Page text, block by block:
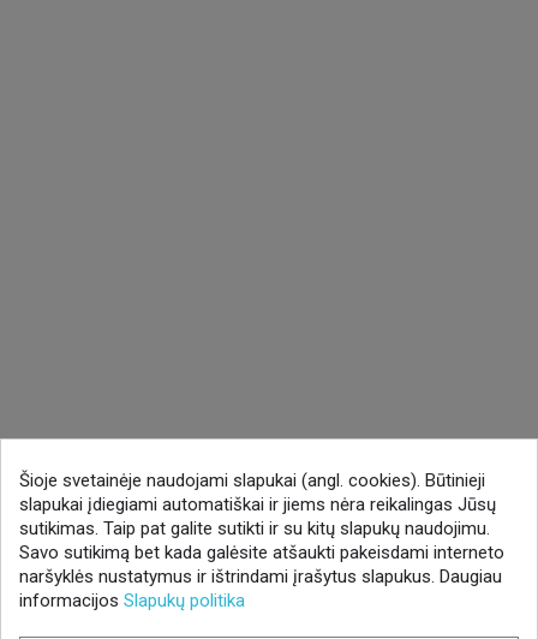
Šioje svetainėje naudojami slapukai (angl. cookies). Būtinieji
slapukai įdiegiami automatiškai ir jiems nėra reikalingas Jūsų
sutikimas. Taip pat galite sutikti ir su kitų slapukų naudojimu.
Savo sutikimą bet kada galėsite atšaukti pakeisdami interneto
naršyklės nustatymus ir ištrindami įrašytus slapukus. Daugiau
informacijos Slapukų politika